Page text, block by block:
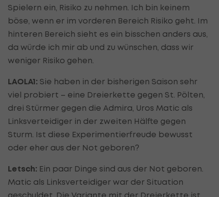
Spielern ein, Risiko zu nehmen. Ich bin keinem
böse, wenn er im vorderen Bereich Risiko geht. Im
hinteren Bereich sieht es ein bisschen anders aus,
da würde ich mir ab und zu wünschen, dass wir
weniger Risiko gehen.
LAOLA1: Sie haben in der bisherigen Saison sehr
viel probiert – eine Dreierkette gegen St. Pölten,
drei Stürmer gegen die Admira, Uros Matic als
Linksverteidiger in der zweiten Hälfte gegen
Sturm. Ist diese Experimentierfreude bewusst
oder eher aus der Not geboren?
Letsch: Ein paar Dinge sind aus der Not geboren.
Matic als Linksverteidiger war der Situation
geschuldet. Die Variante mit der Dreierkette ist